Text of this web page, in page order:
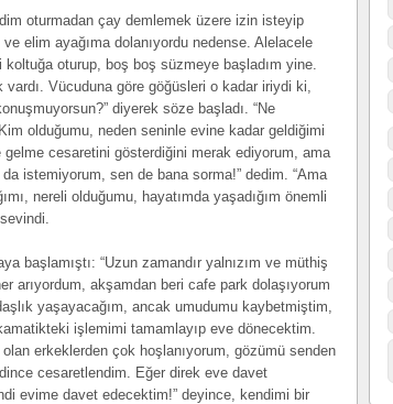
oturmadan çay demlemek üzere izin isteyip
elim ayağıma dolanıyordu nedense. Alelacele
koltuğa oturup, boş boş süzmeye başladım yine.
Vücuduna göre göğüsleri o kadar iriydi ki,
diyerek söze başladı. “Ne
olduğumu, neden seninle evine kadar geldiğimi
gelme cesaretini gösterdiğini merak ediyorum, ama
istemiyorum, sen de bana sorma!” dedim. “Ama
nereli olduğumu, hayatımda yaşadığım önemli
başlamıştı: “Uzun zamandır yalnızım ve müthiş
arıyordum, akşamdan beri cafe park dolaşıyorum
yaşayacağım, ancak umudumu kaybetmiştim,
işlemimi tamamlayıp eve dönecektim.
erkeklerden çok hoşlanıyorum, gözümü senden
cesaretlendim. Eğer direk eve davet
evime davet edecektim!” deyince, kendimi bir